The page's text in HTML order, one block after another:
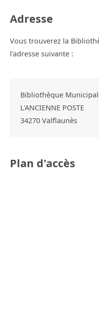
Adresse
Vous trouverez la
l'adresse suivante :
Bibliothèque
L'ANCIENNE POSTE
34270 Valflaunès
Plan d'accès